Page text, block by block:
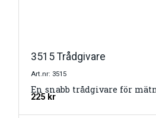
3515 Trådgivare
Art.nr: 3515
En snabb trådgivare för
225 kr